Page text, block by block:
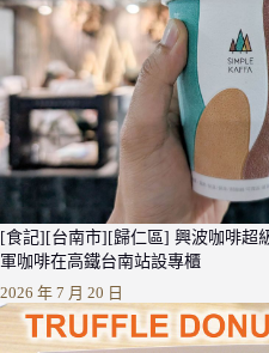
[食記][台南市][歸仁區] 興波咖啡超
軍咖啡在高鐵台南站設專櫃
2026 年 7 月 20 日